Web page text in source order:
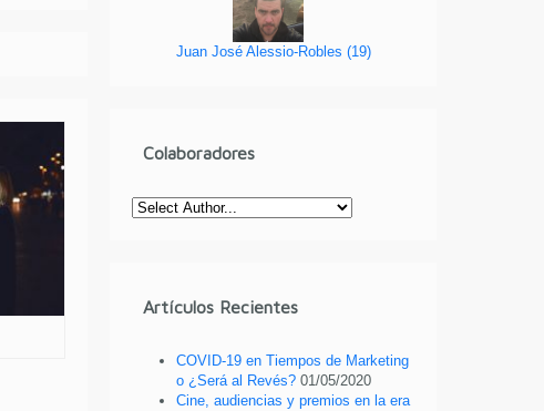
Juan José Alessio-Robles (19)
Colaboradores
Artículos Recientes
COVID-19 en Tiempos de Marketing
o ¿Será al Revés? 01/05/2020
Cine, audiencias y premios en la era